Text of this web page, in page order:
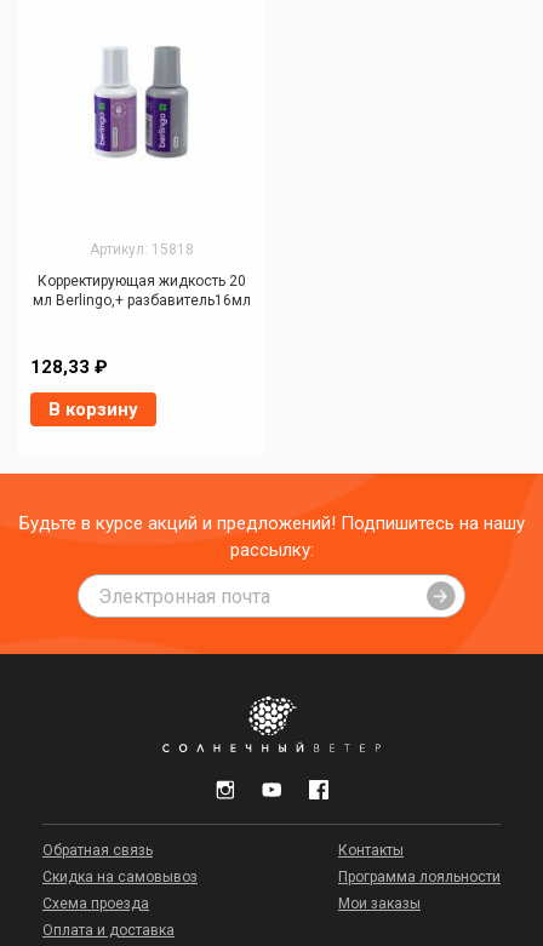
Артикул: 15818
Корректирующая жидкость 20
мл Berlingo,+ разбавитель16мл
128,33 ₽
В корзину
Будьте в курсе акций и предложений! Подпишитесь на нашу
рассылку:
Обратная связь
Скидка на самовывоз
Схема проезда
Оплата и доставка
Контакты
Программа лояльности
Мои заказы